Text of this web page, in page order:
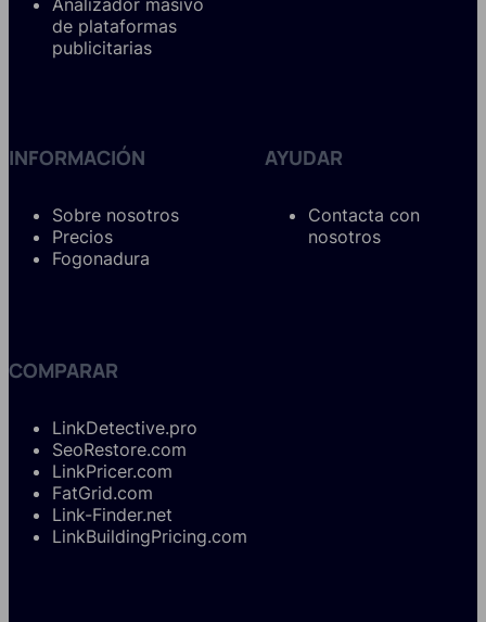
de plataformas
publicitarias
INFORMACIÓN
Sobre nosotros
Precios
Fogonadura
AYUDAR
Contacta con
nosotros
COMPARAR
LinkDetective.pro
SeoRestore.com
LinkPricer.com
FatGrid.com
Link-Finder.net
LinkBuildingPricing.com